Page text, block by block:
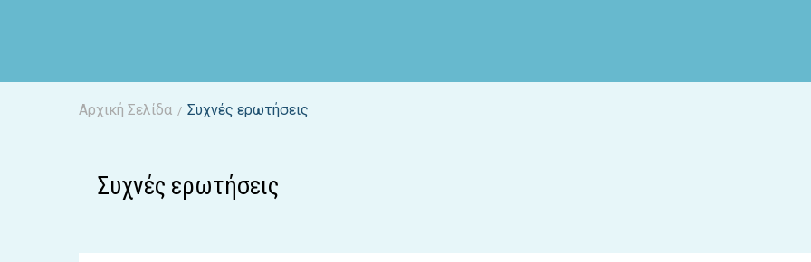
Αρχική Σελίδα / Συχνές ερωτήσεις
Συχνές ερωτήσεις